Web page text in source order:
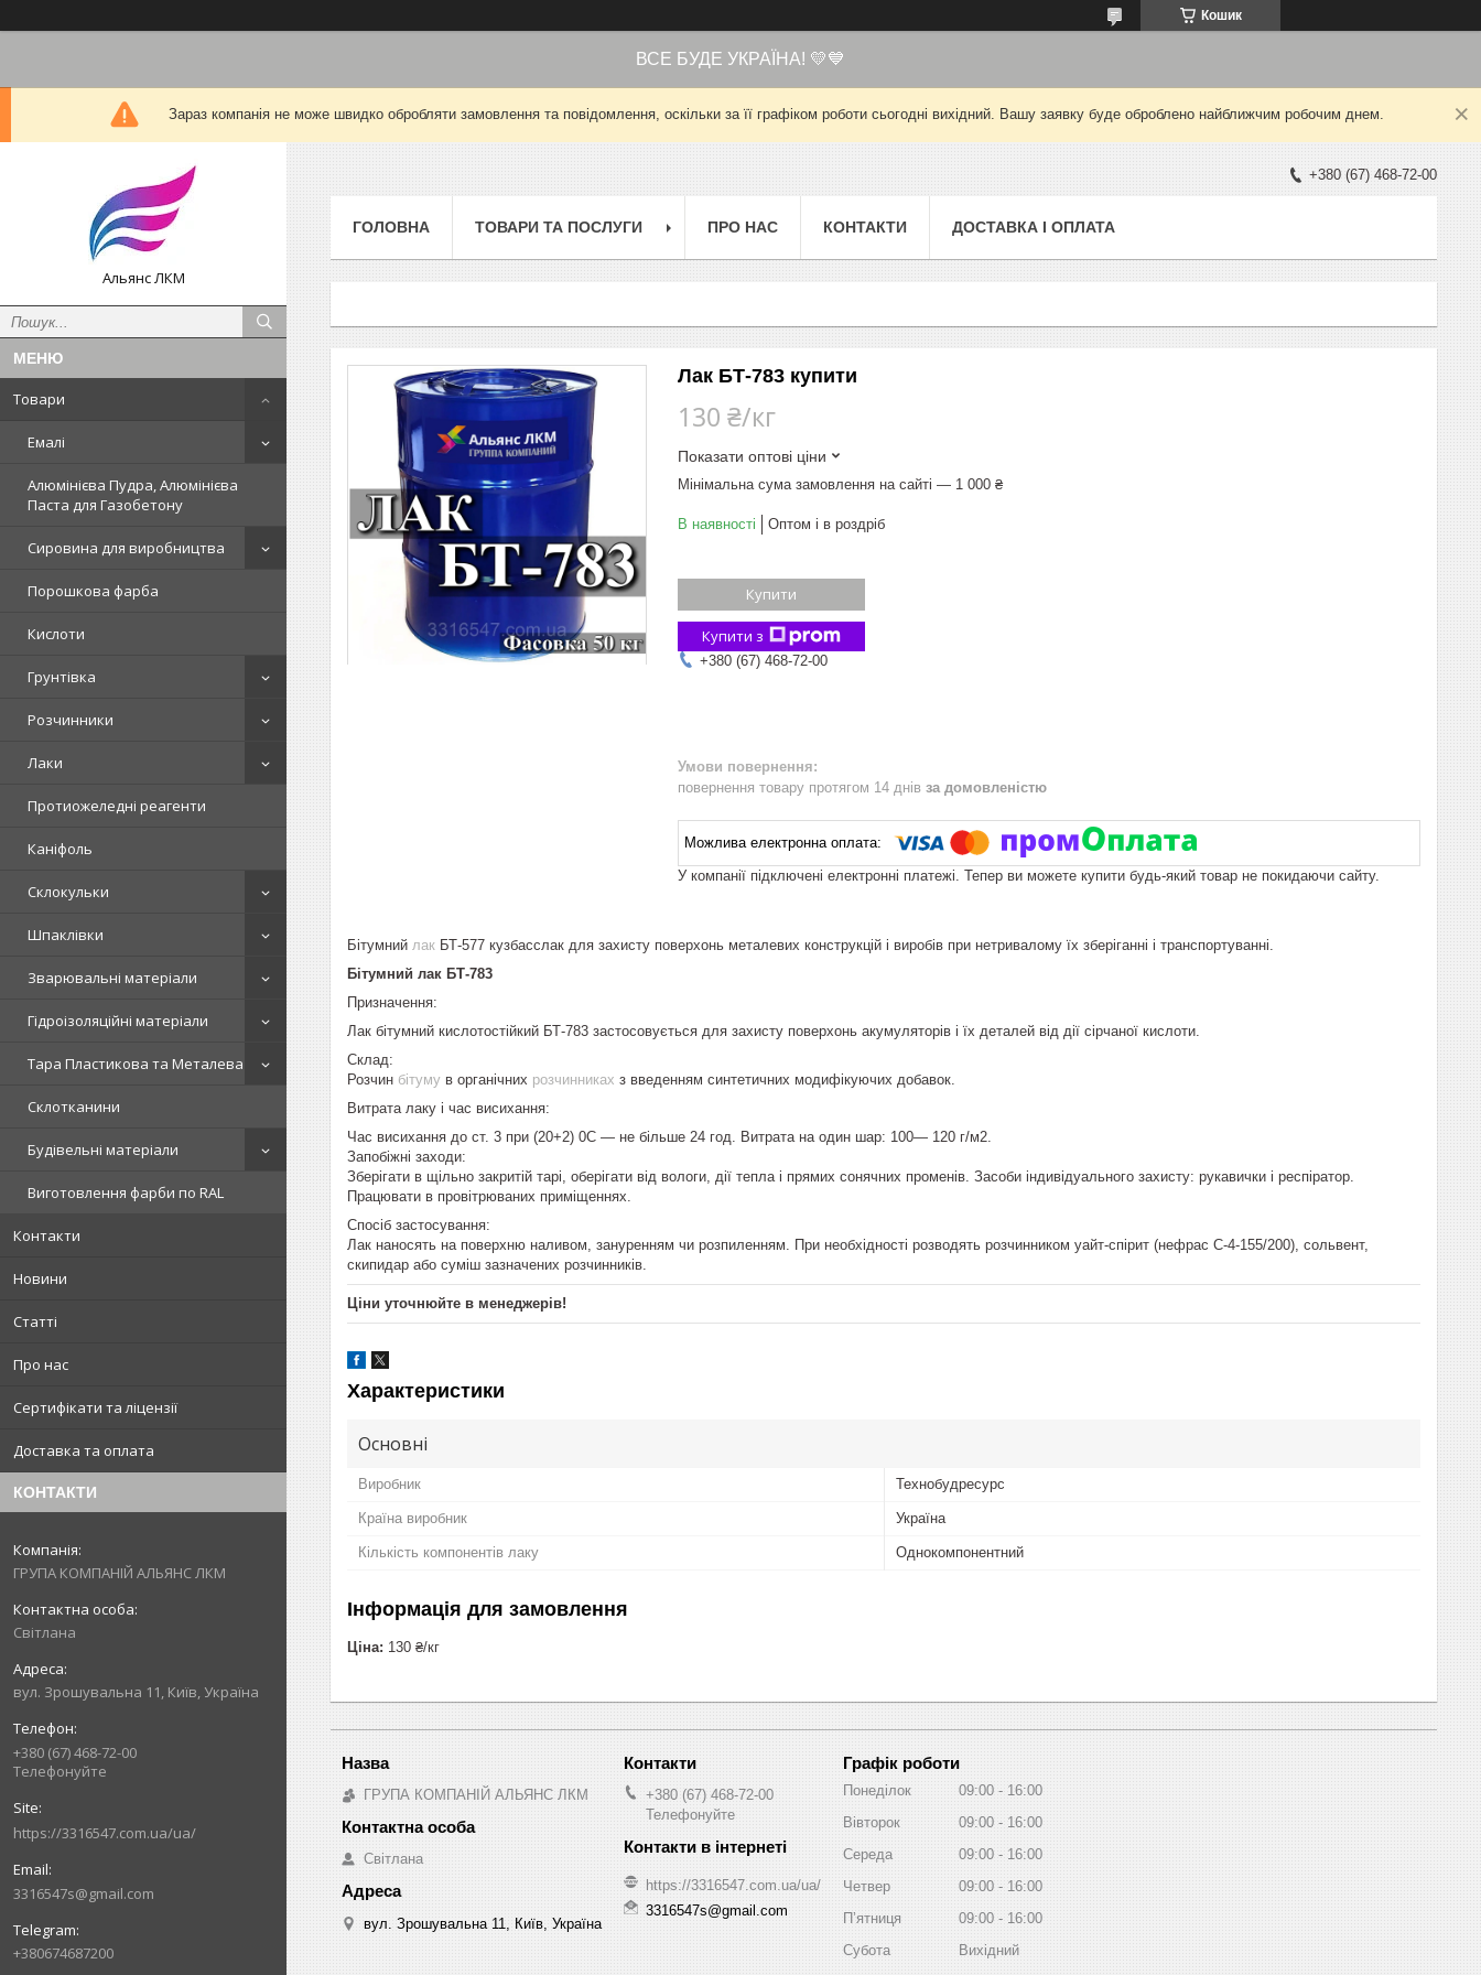
Кошик
ВСЕ БУДЕ УКРАЇНА! 💛💙
Зараз компанія не може швидко обробляти замовлення та повідомлення, оскільки за її графіком роботи сьогодні вихідний. Вашу заявку буде оброблено найближчим робочим днем.
Альянс ЛКМ
Товари
Емалі
Алюмінієва Пудра, Алюмінієва
Паста для Газобетону
Сировина для виробництва
Порошкова фарба
Кислоти
Грунтівка
Розчинники
Лаки
Протиожеледні реагенти
Каніфоль
Склокульки
Шпаклівки
Зварювальні матеріали
Гідроізоляційні матеріали
Тара Пластикова та Металева
Склотканини
Будівельні матеріали
Виготовлення фарби по RAL
Контакти
Новини
Статті
Про нас
Сертифікати та ліцензії
Доставка та оплата
КОНТАКТИ
ГРУПА КОМПАНІЙ АЛЬЯНС ЛКМ
Світлана
вул. Зрошувальна 11, Київ, Україна
+380 (67) 468-72-00
Телефонуйте
https://3316547.com.ua/ua/
3316547s@gmail.com
+380674687200
+380 (67) 468-72-00
ГОЛОВНА ТОВАРИ ТА ПОСЛУГИ ПРО НАС КОНТАКТИ ДОСТАВКА І ОПЛАТА
Лак БТ-783 купити
130 ₴/кг
Показати оптові ціни
Мінімальна сума замовлення на сайті — 1 000 ₴
В наявності Оптом і в роздріб
Купити
Купити з
+380 (67) 468-72-00
повернення товару протягом 14 днів за домовленістю
У компанії підключені електронні платежі. Тепер ви можете купити будь-який товар не покидаючи сайту.
Бітумний лак БТ-577 кузбасслак для захисту поверхонь металевих конструкцій і виробів при нетривалому їх зберіганні і транспортуванні.
Бітумний лак БТ-783
Призначення:
Лак бітумний кислотостійкий БТ-783 застосовується для захисту поверхонь акумуляторів і їх деталей від дії сірчаної кислоти.
Склад:
Розчин бітуму в органічних розчинниках з введенням синтетичних модифікуючих добавок.
Витрата лаку і час висихання:
Час висихання до ст. 3 при (20+2) 0С — не більше 24 год. Витрата на один шар: 100— 120 г/м2.
Запобіжні заходи:
Зберігати в щільно закритій тарі, оберігати від вологи, дії тепла і прямих сонячних променів. Засоби індивідуального захисту: рукавички і респіратор.
Працювати в провітрюваних приміщеннях.
Спосіб застосування:
Лак наносять на поверхню наливом, зануренням чи розпиленням. При необхідності розводять розчинником уайт-спірит (нефрас С-4-155/200), сольвент,
скипидар або суміш зазначених розчинників.
Ціни уточнюйте в менеджерів!
Характеристики
Основні
Виробник Технобудресурс
Країна виробник Україна
Кількість компонентів лаку Однокомпонентний
Інформація для замовлення
Ціна: 130 ₴/кг
ГРУПА КОМПАНІЙ АЛЬЯНС ЛКМ
Світлана
вул. Зрошувальна 11, Київ, Україна
+380 (67) 468-72-00
Телефонуйте
https://3316547.com.ua/ua/
3316547s@gmail.com
Графік роботи
Понеділок 09:00
16:00
Вівторок
09:00
16:00
Середа
09:00
16:00
Четвер
09:00
16:00
Пʼятниця
09:00
16:00
Субота
Вихідний